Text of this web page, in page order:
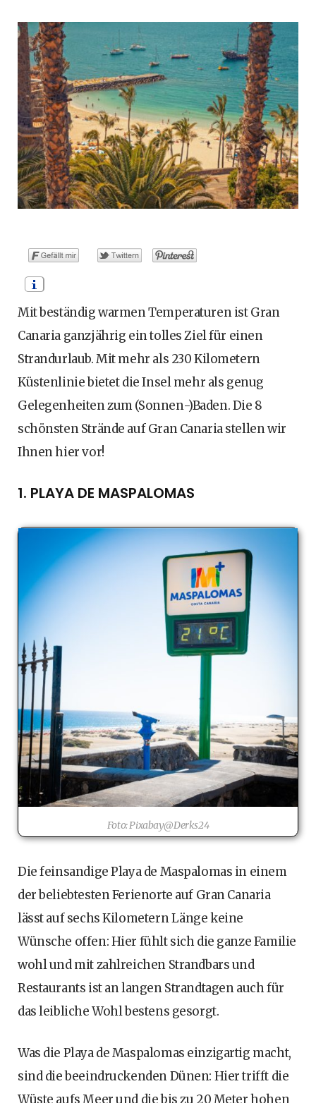
o
o
t
e
r
g
r
a
m
r
e
s
t
b
e
Mit beständig warmen Temperaturen ist Gran
Canaria ganzjährig ein tolles Ziel für einen
Strandurlaub. Mit mehr als 230 Kilometern
Küstenlinie bietet die Insel mehr als genug
Gelegenheiten zum (Sonnen-)Baden. Die 8
schönsten Strände auf Gran Canaria stellen wir
Ihnen hier vor!
1. PLAYA DE MASPALOMAS
Foto: Pixabay@Derks24
Die feinsandige Playa de Maspalomas in einem
der beliebtesten Ferienorte auf Gran Canaria
lässt auf sechs Kilometern Länge keine
Wünsche offen: Hier fühlt sich die ganze Familie
wohl und mit zahlreichen Strandbars und
Restaurants ist an langen Strandtagen auch für
das leibliche Wohl bestens gesorgt.
Was die Playa de Maspalomas einzigartig macht,
sind die beeindruckenden Dünen: Hier trifft die
Wüste aufs Meer und die bis zu 20 Meter hohen